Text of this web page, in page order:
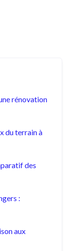
rénovation
du terrain à
des
:
aux